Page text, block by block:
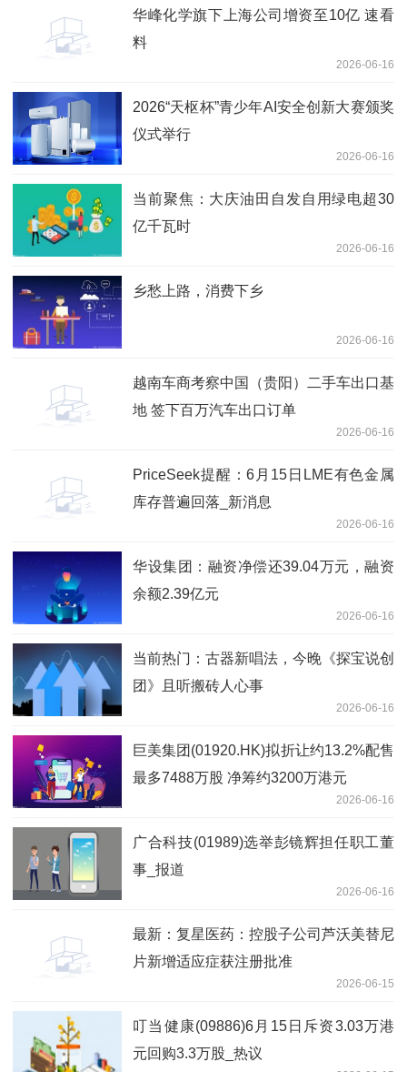
华峰化学旗下上海公司增资至10亿 速看
料
2026-06-16
2026“天枢杯”青少年AI安全创新大赛颁奖
仪式举行
2026-06-16
当前聚焦：大庆油田自发自用绿电超30
亿千瓦时
2026-06-16
乡愁上路，消费下乡
2026-06-16
越南车商考察中国（贵阳）二手车出口基
地 签下百万汽车出口订单
2026-06-16
PriceSeek提醒：6月15日LME有色金属
库存普遍回落_新消息
2026-06-16
华设集团：融资净偿还39.04万元，融资
余额2.39亿元
2026-06-16
当前热门：古器新唱法，今晚《探宝说创
团》且听搬砖人心事
2026-06-16
巨美集团(01920.HK)拟折让约13.2%配售
最多7488万股 净筹约3200万港元
2026-06-16
广合科技(01989)选举彭镜辉担任职工董
事_报道
2026-06-16
最新：复星医药：控股子公司芦沃美替尼
片新增适应症获注册批准
2026-06-15
叮当健康(09886)6月15日斥资3.03万港
元回购3.3万股_热议